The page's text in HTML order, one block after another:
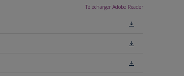
Télécharger Adobe Reader